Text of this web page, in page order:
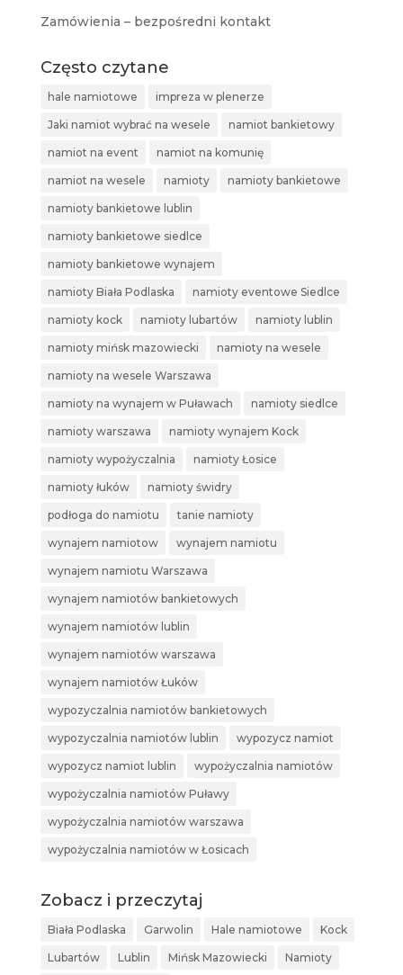
Zamówienia – bezpośredni kontakt
Często czytane
hale namiotowe impreza w plenerze
Jaki namiot wybrać na wesele namiot bankietowy
namiot na event namiot na komunię
namiot na wesele namioty namioty bankietowe
namioty bankietowe lublin
namioty bankietowe siedlce
namioty bankietowe wynajem
namioty Biała Podlaska namioty eventowe Siedlce
namioty kock namioty lubartów namioty lublin
namioty mińsk mazowiecki namioty na wesele
namioty na wesele Warszawa
namioty na wynajem w Puławach namioty siedlce
namioty warszawa namioty wynajem Kock
namioty wypożyczalnia namioty Łosice
namioty łuków namioty świdry
podłoga do namiotu tanie namioty
wynajem namiotow wynajem namiotu
wynajem namiotu Warszawa
wynajem namiotów bankietowych
wynajem namiotów lublin
wynajem namiotów warszawa
wynajem namiotów Łuków
wypozyczalnia namiotów bankietowych
wypozyczalnia namiotów lublin wypozycz namiot
wypozycz namiot lublin wypożyczalnia namiotów
wypożyczalnia namiotów Puławy
wypożyczalnia namiotów warszawa
wypożyczalnia namiotów w Łosicach
Zobacz i przeczytaj
Biała Podlaska Garwolin Hale namiotowe Kock
Lubartów Lublin Mińsk Mazowiecki Namioty